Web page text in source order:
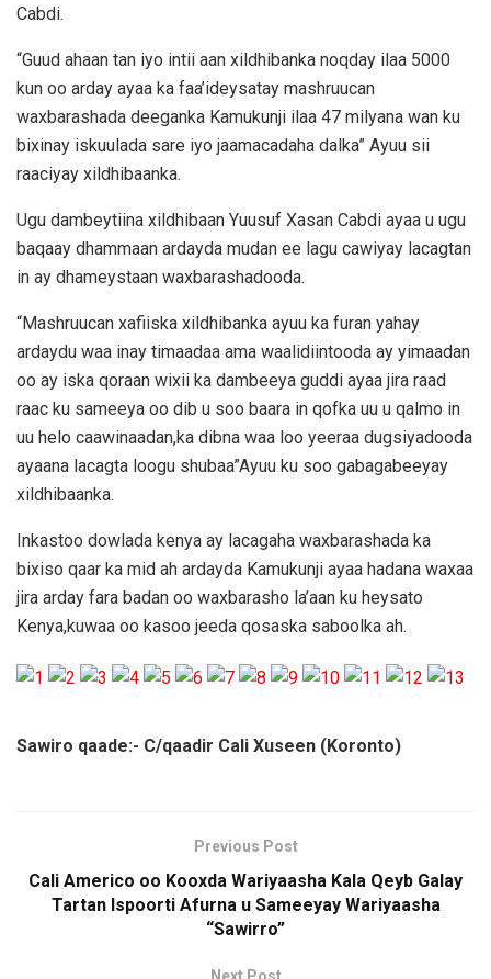
Cabdi.
“Guud ahaan tan iyo intii aan xildhibanka noqday ilaa 5000
kun oo arday ayaa ka faa’ideysatay mashruucan
waxbarashada deeganka Kamukunji ilaa 47 milyana wan ku
bixinay iskuulada sare iyo jaamacadaha dalka” Ayuu sii
raaciyay xildhibaanka.
Ugu dambeytiina xildhibaan Yuusuf Xasan Cabdi ayaa u ugu
baqaay dhammaan ardayda mudan ee lagu cawiyay lacagtan
in ay dhameystaan waxbarashadooda.
“Mashruucan xafiiska xildhibanka ayuu ka furan yahay
ardaydu waa inay timaadaa ama waalidiintooda ay yimaadan
oo ay iska qoraan wixii ka dambeeya guddi ayaa jira raad
raac ku sameeya oo dib u soo baara in qofka uu u qalmo in
uu helo caawinaadan,ka dibna waa loo yeeraa dugsiyadooda
ayaana lacagta loogu shubaa”Ayuu ku soo gabagabeeyay
xildhibaanka.
Inkastoo dowlada kenya ay lacagaha waxbarashada ka
bixiso qaar ka mid ah ardayda Kamukunji ayaa hadana waxaa
jira arday fara badan oo waxbarasho la’aan ku heysato
Kenya,kuwaa oo kasoo jeeda qosaska saboolka ah.
Sawiro qaade:- C/qaadir Cali Xuseen (Koronto)
Previous Post
Cali Americo oo Kooxda Wariyaasha Kala Qeyb Galay
Tartan Ispoorti Afurna u Sameeyay Wariyaasha
“Sawirro”